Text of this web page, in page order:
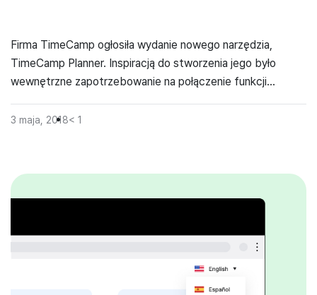
Firma TimeCamp ogłosiła wydanie nowego narzędzia,
TimeCamp Planner. Inspiracją do stworzenia jego było
wewnętrzne zapotrzebowanie na połączenie funkcji
zadaniami, jaką zapewnia na przykład Trello. Połączenie obu
zapotrzebowanie zdeterminowało również chęć dystrybucji
oprogramowania na rynku międzynarodowym. […]
3 maja, 2018< 1